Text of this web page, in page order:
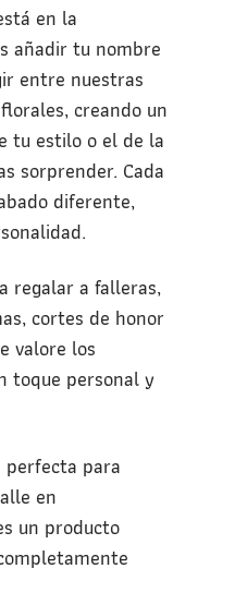
en la
añadir tu nombre
entre nuestras
creando un
tu estilo o el de la
sorprender. Cada
diferente,
regalar a falleras,
cortes de honor
valore los
toque personal y
perfecta para
en
un producto